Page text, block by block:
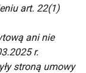
art. 22(1)
ani nie
r.
stroną umowy